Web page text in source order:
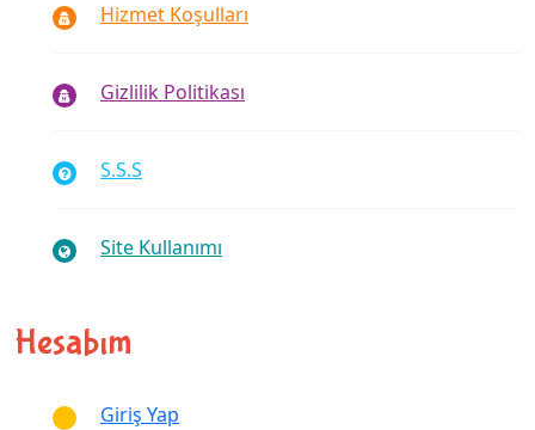
Hizmet Koşulları
Gizlilik Politikası
S.S.S
Site Kullanımı
Hesabım
Giriş Yap